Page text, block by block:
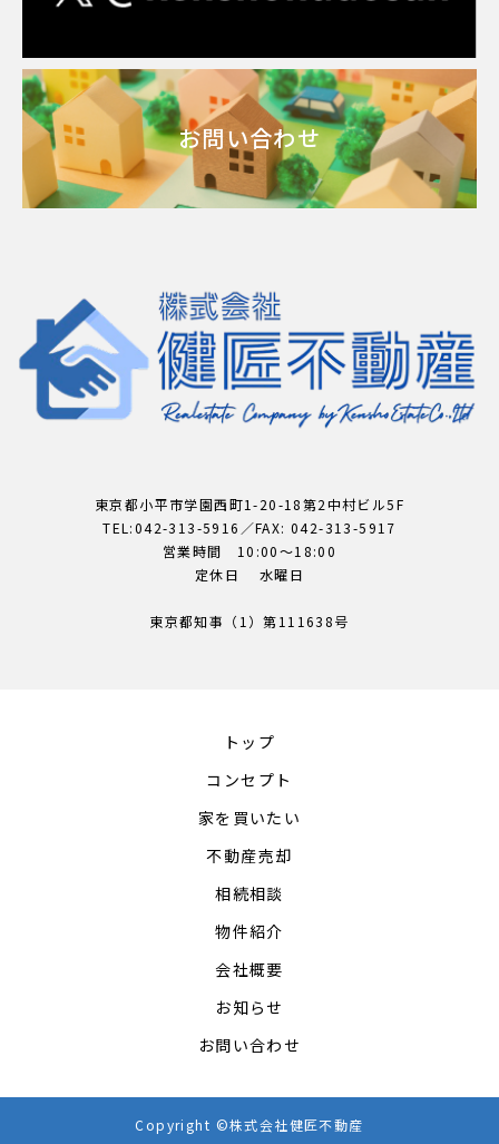
お問い合わせ
東京都小平市学園西町1-20-18第2中村ビル5F
TEL:042-313-5916／FAX: 042-313-5917
営業時間 10:00～18:00
定休日 水曜日
東京都知事（1）第111638号
トップ
コンセプト
家を買いたい
不動産売却
相続相談
物件紹介
会社概要
お知らせ
お問い合わせ
Copyright ©株式会社健匠不動産